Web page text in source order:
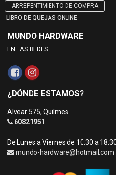
ARREPENTIMIENTO DE COMPRA
LIBRO DE QUEJAS ONLINE
MUNDO HARDWARE
EN LAS REDES
¿DÓNDE ESTAMOS?
Alvear 575, Quilmes.
60821951
De Lunes a Viernes de 10:30 a
mundo-hardware@hotmail.com